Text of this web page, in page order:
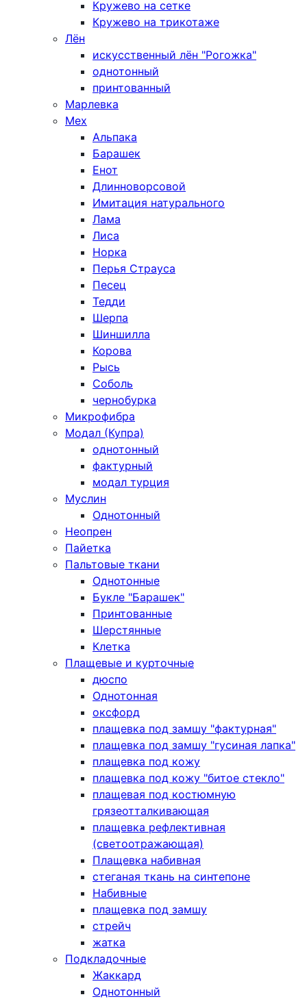
Кружево на сетке
Кружево на трикотаже
Лён
искусственный лён "Рогожка"
однотонный
принтованный
Марлевка
Мех
Альпака
Барашек
Енот
Длинноворсовой
Имитация натурального
Лама
Лиса
Норка
Перья Страуса
Песец
Тедди
Шерпа
Шиншилла
Корова
Рысь
Соболь
чернобурка
Микрофибра
Модал (Купра)
однотонный
фактурный
модал турция
Муслин
Однотонный
Неопрен
Пайетка
Пальтовые ткани
Однотонные
Букле "Барашек"
Принтованные
Шерстянные
Клетка
Плащевые и курточные
дюспо
Однотонная
оксфорд
плащевка под замшу "фактурная"
плащевка под замшу "гусиная лапка"
плащевка под кожу
плащевка под кожу "битое стекло"
плащевая под костюмную
грязеотталкивающая
плащевка рефлективная
(светоотражающая)
Плащевка набивная
стеганая ткань на синтепоне
Набивные
плащевка под замшу
стрейч
жатка
Подкладочные
Жаккард
Однотонный